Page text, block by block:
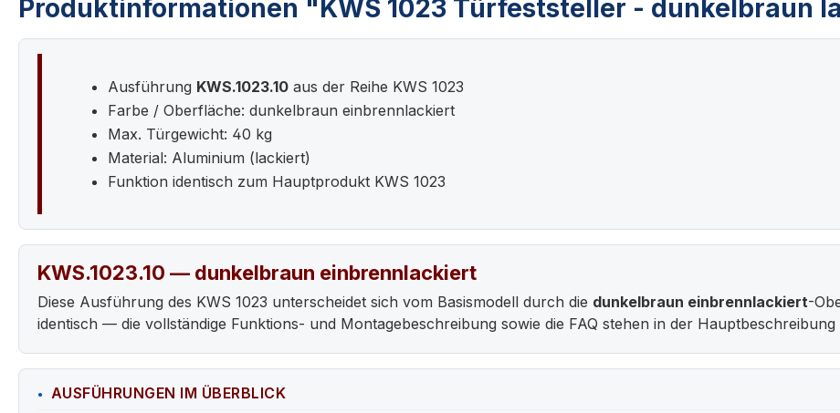
Produktinformationen "KWS 1023 Türfeststeller - dunkelbraun
Ausführung KWS.1023.10 aus der Reihe KWS 1023
Farbe / Oberfläche: dunkelbraun einbrennlackiert
Max. Türgewicht: 40 kg
Material: Aluminium (lackiert)
Funktion identisch zum Hauptprodukt KWS 1023
KWS.1023.10 — dunkelbraun einbrennlackiert
Diese Ausführung des KWS 1023 unterscheidet sich vom Basismodell durch die dunkelbraun einbrennlackiert-
identisch — die vollständige Funktions- und Montagebeschreibung sowie die FAQ stehen in der Hauptbeschreibung
AUSFÜHRUNGEN IM ÜBERBLICK